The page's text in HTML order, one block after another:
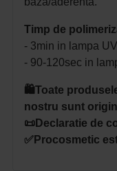
Timp de
- 3min in lampa
- 90-120sec in
🛍️Toate
nostru sunt
📜Declaratie de
✅Procosmetic